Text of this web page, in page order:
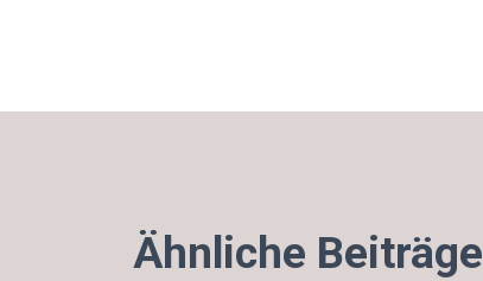
Ähnliche Beiträge